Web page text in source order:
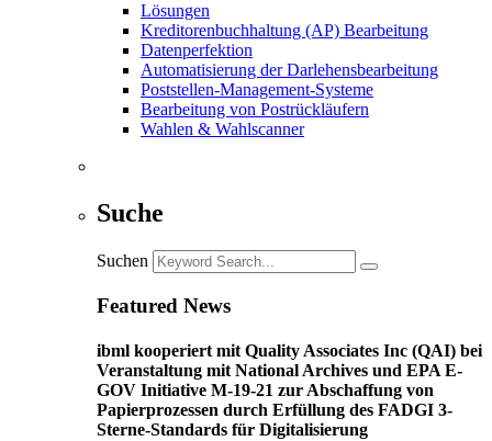
Lösungen
Kreditorenbuchhaltung (AP) Bearbeitung
Datenperfektion
Automatisierung der Darlehensbearbeitung
Poststellen-Management-Systeme
Bearbeitung von Postrückläufern
Wahlen & Wahlscanner
Suche
Suchen
Featured News
ibml kooperiert mit Quality Associates Inc (QAI) bei
Veranstaltung mit National Archives und EPA E-
GOV Initiative M-19-21 zur Abschaffung von
Papierprozessen durch Erfüllung des FADGI 3-
Sterne-Standards für Digitalisierung